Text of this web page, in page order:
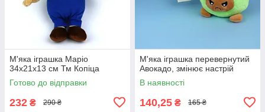
М'яка іграшка Маріо
34x21x13 см Тм Копіца
Готово до відправки
232 ₴ 290 ₴
М'яка іграшка перевернутий
Авокадо, змінює настрій
В наявності
140,25 ₴ 165 ₴